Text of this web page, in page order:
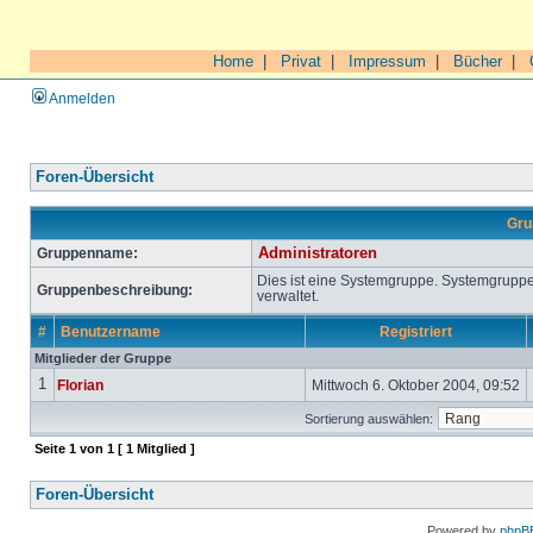
Home Privat Impressum Bücher|
Anmelden
Foren-Übersicht
Gruppenname:
Administratoren
Gruppenbeschreibung:
Dies ist eine Systemgruppe.
verwaltet.
# Benutzername Registriert
Mitglieder der Gruppe
1 Florian Mittwoch 6. Oktober 2004, 09:52
Sortierung auswählen:
Seite 1 von 1 [ 1 Mitglied ]
Foren-Übersicht